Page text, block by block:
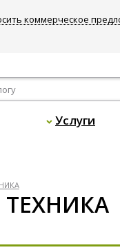
коммерческое
Услуги